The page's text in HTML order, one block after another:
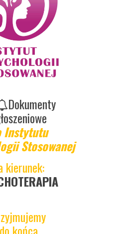
Dokumenty
Instytutu
Stosowanej
kierunek: